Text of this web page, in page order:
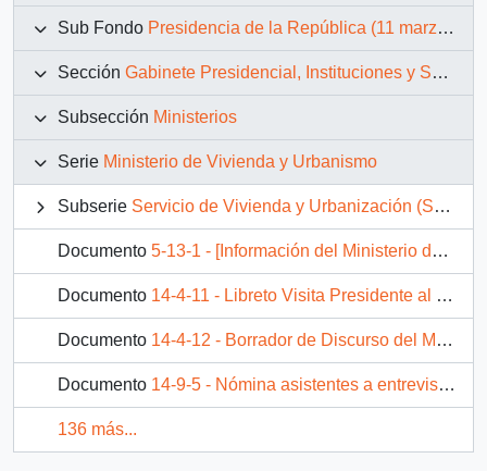
Sub Fondo Presidencia de la República (11 marzo 1990 – 11 marzo 1994)
Sección Gabinete Presidencial, Instituciones y Servicios
Subsección Ministerios
Serie Ministerio de Vivienda y Urbanismo
Subserie Servicio de Vivienda y Urbanización (SERVIU)
Documento 5-13-1 - [Información del Ministerio de Vivienda y Urbanismo sobre atención a victimas de violaciones a los derechos humanos]
Documento 14-4-11 - Libreto Visita Presidente al MINVU
Documento 14-4-12 - Borrador de Discurso del Ministro de Vivienda y Urbanismo
Documento 14-9-5 - Nómina asistentes a entrevista con S.E El Presidente de la República, D. Patricio Aylwin Azócar
136 más...